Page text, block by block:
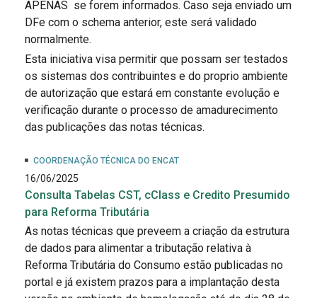
APENAS se forem informados. Caso seja enviado um
DFe com o schema anterior, este será validado
normalmente.
Esta iniciativa visa permitir que possam ser testados
os sistemas dos contribuintes e do proprio ambiente
de autorização que estará em constante evolução e
verificação durante o processo de amadurecimento
das publicações das notas técnicas.
COORDENAÇÃO TÉCNICA DO ENCAT
16/06/2025
Consulta Tabelas CST, cClass e Credito Presumido
para Reforma Tributária
As notas técnicas que preveem a criação da estrutura
de dados para alimentar a tributação relativa à
Reforma Tributária do Consumo estão publicadas no
portal e já existem prazos para a implantação desta